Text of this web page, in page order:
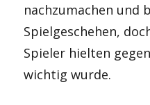
nachzumachen und
Spielgeschehen,
Spieler hielten
wichtig wurde.